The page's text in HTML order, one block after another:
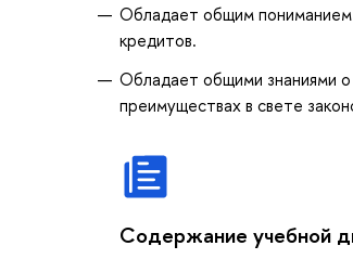
Обладает общим пониманием
кредитов.
Обладает общими знаниями
преимуществах в свете
Содержание учебной